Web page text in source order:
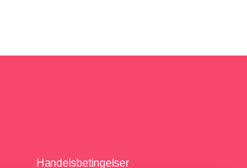
Handelsbetingelser